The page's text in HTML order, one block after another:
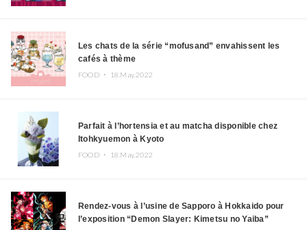
Les chats de la série “mofusand” envahissent les
cafés à thème
FOOD ・ 18.May.2022
Parfait à l’hortensia et au matcha disponible chez
Itohkyuemon à Kyoto
FOOD ・ 18.May.2022
Rendez-vous à l’usine de Sapporo à Hokkaido pour
l’exposition “Demon Slayer: Kimetsu no Yaiba”